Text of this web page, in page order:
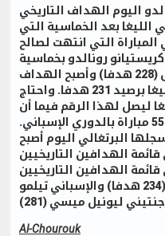
اليوم الهداف التاريخي
الليغا بعد الخماسية التي
التي انتهت لصالح
رونالدو بخماسية
اليوم الإسباني راؤول غونزاليس (228 هدفا) وأصبح الهداف
التاريخي للنادي الملكي في الليغا برصيد 231 هدفا. واحتاج
في الليغا ليصل لهذا الرقم فيما أن
راؤول كان سجل 228 هدفا في 550 مباراة بالدوري الإسباني.
البرتغالي اليوم أصبح
الهدافين التاريخيين
الهدافين التاريخيين
لليغا المكسيكي هوجو سانشيز (234 هدفا) والإسباني تيلمو
Al-Chourouk